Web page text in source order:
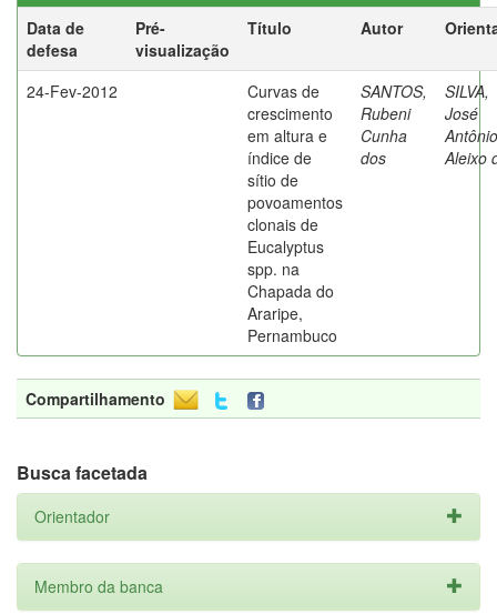
Data de
defesa
Pré-
visualização
Título Autor
24-Fev-2012
Curvas de
crescimento
em altura e
índice de
sítio de
povoamentos
clonais de
Eucalyptus
spp. na
Chapada do
Araripe,
Pernambuco
SANTOS,
Rubeni
Cunha
dos
SILVA,
José
Antônio
Aleixo
Compartilhamento
Busca facetada
Orientador
Membro da banca